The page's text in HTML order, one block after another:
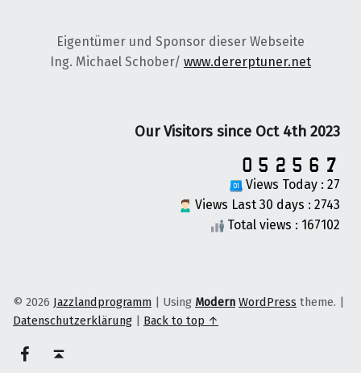
Eigentümer und Sponsor dieser Webseite
Ing. Michael Schober/ www.dererptuner.net
Our Visitors since Oct 4th 2023
Views Today : 27
Views Last 30 days : 2743
Total views : 167102
© 2026 Jazzlandprogramm Using Modern WordPress theme.
Datenschutzerklärung
Back to top ↑